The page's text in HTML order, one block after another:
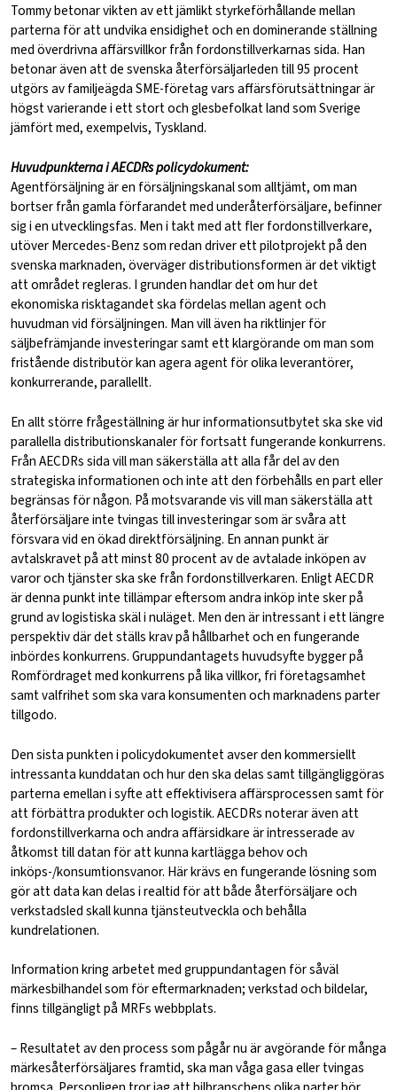
Tommy betonar vikten av ett jämlikt styrkeförhållande mellan
parterna för att undvika ensidighet och en dominerande ställning
med överdrivna affärsvillkor från fordonstillverkarnas sida. Han
betonar även att de svenska återförsäljarleden till 95 procent
utgörs av familjeägda SME-företag vars affärsförutsättningar är
högst varierande i ett stort och glesbefolkat land som Sverige
jämfört med, exempelvis, Tyskland.
Huvudpunkterna i AECDRs policydokument:
Agentförsäljning är en försäljningskanal som alltjämt, om man
bortser från gamla förfarandet med underåterförsäljare, befinner
sig i en utvecklingsfas. Men i takt med att fler fordonstillverkare,
utöver Mercedes-Benz som redan driver ett pilotprojekt på den
svenska marknaden, överväger distributionsformen är det viktigt
att området regleras. I grunden handlar det om hur det
ekonomiska risktagandet ska fördelas mellan agent och
huvudman vid försäljningen. Man vill även ha riktlinjer för
säljbefrämjande investeringar samt ett klargörande om man som
fristående distributör kan agera agent för olika leverantörer,
konkurrerande, parallellt.
En allt större frågeställning är hur informationsutbytet ska ske vid
parallella distributionskanaler för fortsatt fungerande konkurrens.
Från AECDRs sida vill man säkerställa att alla får del av den
strategiska informationen och inte att den förbehålls en part eller
begränsas för någon. På motsvarande vis vill man säkerställa att
återförsäljare inte tvingas till investeringar som är svåra att
försvara vid en ökad direktförsäljning. En annan punkt är
avtalskravet på att minst 80 procent av de avtalade inköpen av
varor och tjänster ska ske från fordonstillverkaren. Enligt AECDR
är denna punkt inte tillämpar eftersom andra inköp inte sker på
grund av logistiska skäl i nuläget. Men den är intressant i ett längre
perspektiv där det ställs krav på hållbarhet och en fungerande
inbördes konkurrens. Gruppundantagets huvudsyfte bygger på
Romfördraget med konkurrens på lika villkor, fri företagsamhet
samt valfrihet som ska vara konsumenten och marknadens parter
tillgodo.
Den sista punkten i policydokumentet avser den kommersiellt
intressanta kunddatan och hur den ska delas samt tillgängliggöras
parterna emellan i syfte att effektivisera affärsprocessen samt för
att förbättra produkter och logistik. AECDRs noterar även att
fordonstillverkarna och andra affärsidkare är intresserade av
åtkomst till datan för att kunna kartlägga behov och
inköps-/konsumtionsvanor. Här krävs en fungerande lösning som
gör att data kan delas i realtid för att både återförsäljare och
verkstadsled skall kunna tjänsteutveckla och behålla
kundrelationen.
Information kring arbetet med gruppundantagen för såväl
märkesbilhandel som för eftermarknaden; verkstad och bildelar,
finns tillgängligt på MRFs webbplats.
– Resultatet av den process som pågår nu är avgörande för många
märkesåterförsäljares framtid, ska man våga gasa eller tvingas